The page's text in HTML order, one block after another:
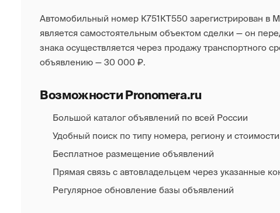
Автомобильный номер К751КТ550 зарегистрирован в
является самостоятельным объектом сделки — он
знака осуществляется через продажу
объявлению — 30 000 ₽.
Возможности Pronomera.ru
Большой каталог объявлений по всей России
Удобный поиск по типу номера, региону и стоимости
Бесплатное размещение объявлений
Прямая связь с автовладельцем через указанные
Регулярное обновление базы объявлений